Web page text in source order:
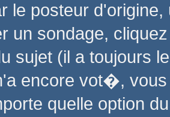
posteur d'origine,
un sondage,
sujet (il a toujours
encore vot�,
quelle option